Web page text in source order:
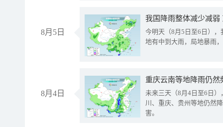
8月5日
我国降雨整体减少减弱
今明天（8月5日至6日）
地有中到大雨，局地暴雨
8月4日
重庆云南等地降雨仍然
未来三天（8月4日至6日
川、重庆、贵州等地仍然
害。